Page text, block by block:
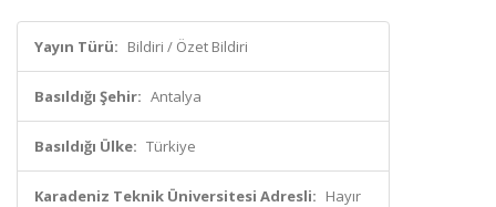
Yayın Türü: Bildiri / Özet Bildiri
Basıldığı Şehir: Antalya
Basıldığı Ülke: Türkiye
Karadeniz Teknik Üniversitesi Adresli: Hayır